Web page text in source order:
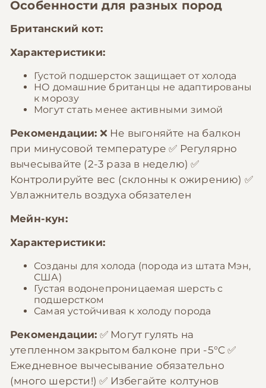
Особенности для разных пород
Британский кот:
Характеристики:
Густой подшерсток защищает от холода
НО домашние британцы не адаптированы
к морозу
Могут стать менее активными зимой
Рекомендации: ❌ Не выгоняйте на балкон
при минусовой температуре ✅ Регулярно
вычесывайте (2-3 раза в неделю) ✅
Контролируйте вес (склонны к ожирению) ✅
Увлажнитель воздуха обязателен
Мейн-кун:
Характеристики:
Созданы для холода (порода из штата Мэн,
США)
Густая водонепроницаемая шерсть с
подшерстком
Самая устойчивая к холоду порода
Рекомендации: ✅ Могут гулять на
утепленном закрытом балконе при -5°C ✅
Ежедневное вычесывание обязательно
(много шерсти!) ✅ Избегайте колтунов